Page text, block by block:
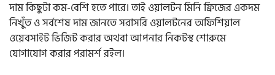
দাম কিছুটা কম-বেশি হতে পারে। তাই ওয়ালটন মিনি ফ্রিজের একদম
নিখুঁত ও সর্বশেষ দাম জানতে সরাসরি ওয়ালটনের অফিশিয়াল
ওয়েবসাইট ভিজিট করার অথবা আপনার নিকটস্থ শোরুমে
যোগাযোগ করার পরামর্শ রইল।